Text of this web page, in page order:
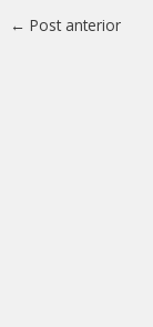
← Post anterior